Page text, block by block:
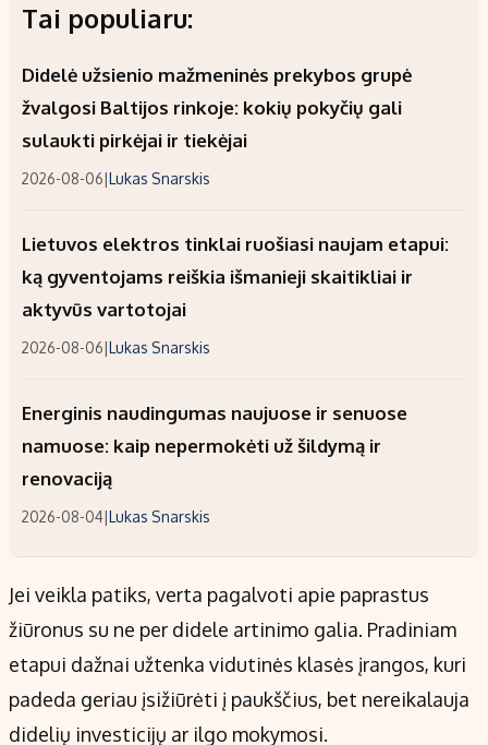
Tai populiaru:
Didelė užsienio mažmeninės prekybos grupė
žvalgosi Baltijos rinkoje: kokių pokyčių gali
sulaukti pirkėjai ir tiekėjai
2026-08-06|Lukas Snarskis
Lietuvos elektros tinklai ruošiasi naujam etapui:
ką gyventojams reiškia išmanieji skaitikliai ir
aktyvūs vartotojai
2026-08-06|Lukas Snarskis
Energinis naudingumas naujuose ir senuose
namuose: kaip nepermokėti už šildymą ir
renovaciją
2026-08-04|Lukas Snarskis
Jei veikla patiks, verta pagalvoti apie paprastus
žiūronus su ne per didele artinimo galia. Pradiniam
etapui dažnai užtenka vidutinės klasės įrangos, kuri
padeda geriau įsižiūrėti į paukščius, bet nereikalauja
didelių investicijų ar ilgo mokymosi.